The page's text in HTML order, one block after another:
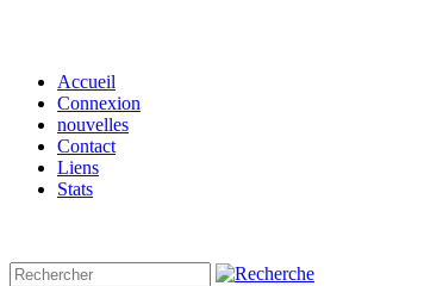
Accueil
Connexion
nouvelles
Contact
Liens
Stats